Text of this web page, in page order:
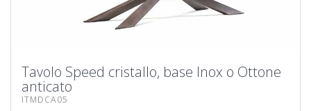
Tavolo Speed cristallo, base lnox o Ottone
anticato
ITMDCA05